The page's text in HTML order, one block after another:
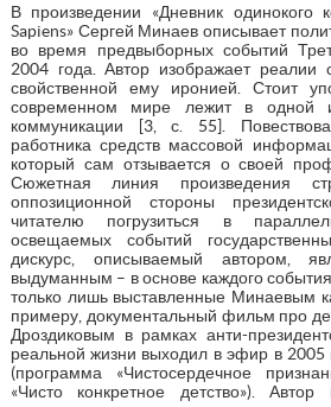
В произведении «Дневник одинокого
Sapiens» Сергей Минаев описывает
во время предвыборных событий
2004 года. Автор изображает реалии
свойственной ему иронией. Стоит
современном мире лежит в одной
коммуникации [3, с. 55].
работника средств массовой
который сам отзывается о своей
Сюжетная линия произведения
оппозиционной стороны
читателю погрузиться в
освещаемых событий
дискурс, описываемый автором,
выдуманным – в основе каждого
только лишь выставленные Минаевым
примеру, документальный фильм про
Дроздиковым в рамках анти-
реальной жизни выходил в эфир в 2005
(программа «Чистосердечное
«Чисто конкретное детство»). Автор